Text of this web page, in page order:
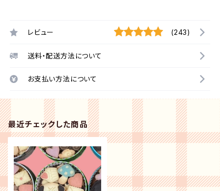
レビュー (243)
送料・配送方法について
お支払い方法について
最近チェックした商品